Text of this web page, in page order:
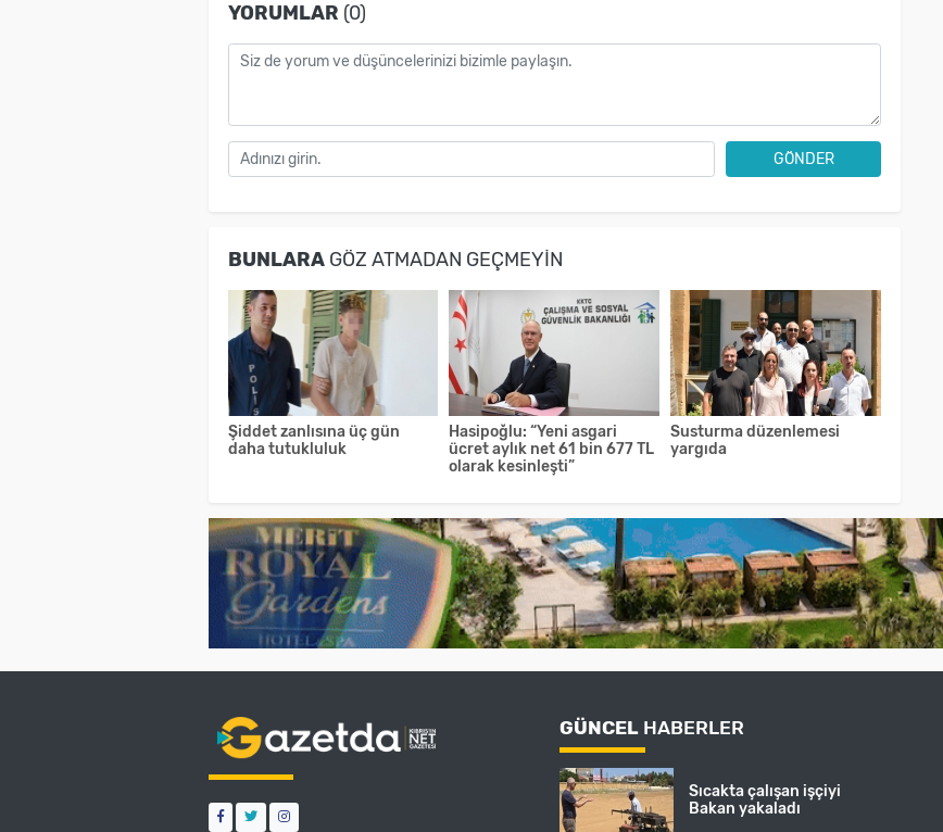
YORUMLAR (0)
GÖNDER
BUNLARAGÖZ ATMADAN GEÇMEYIN
Şiddet zanlısına üç gün
daha tutukluluk
Hasipoğlu: “Yeni asgari
ücret aylık net 61 bin 677 TL
olarak kesinleşti”
Susturma düzenlemesi
yargıda
GÜNCEL HABERLER
Sıcakta çalışan işçiyi
Bakan yakaladı